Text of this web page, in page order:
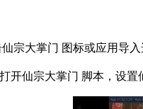
宗大掌门 图标或应用导入
开仙宗大掌门 脚本，设置